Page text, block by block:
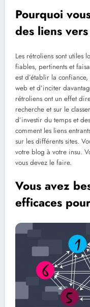
Pourquoi
des liens
Les rétroliens sont utiles
fiables, pertinents et
est d’établir la
web et d’inciter
rétroliens ont un effet
recherche et sur le
d’investir du temps et
comment les liens
sur les différents sites.
votre blog à votre insu.
vous devez le faire.
Vous avez
efficaces